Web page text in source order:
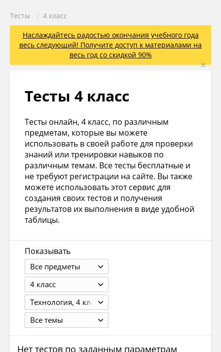
Тесты / 4 класс
Наслаждайтесь радостью окончания учебного года
весь следующий! Получите доступ к материалами на
весь год со скидкой 90%
×
Тесты 4 класс
Тесты онлайн, 4 класс, по различным
предметам, которые вы можете
использовать в своей работе для проверки
знаний или тренировки навыков по
различным темам. Все тесты бесплатные и
не требуют регистрации на сайте. Вы также
можете использовать этот сервис для
создания своих тестов и получения
результатов их выполнения в виде удобной
таблицы.
Показывать
Все предметы
4 класс
Технология, 4 класс, Куревина О.А., Лутцева Е.А., 2015.
Все темы
Нет тестов по заданным параметрам